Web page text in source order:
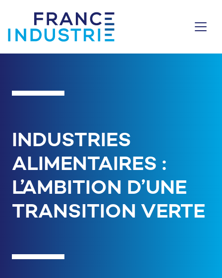
INDUSTRIES
ALIMENTAIRES :
L’AMBITION D’UNE
TRANSITION VERTE